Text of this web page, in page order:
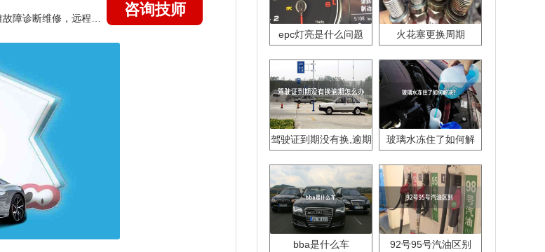
咨询技师
epc灯亮是什么问题 火花塞更换周期
驾驶证到期没有换,逾期
玻璃水冻住了如何解
bba是什么车 92号95号汽油区别